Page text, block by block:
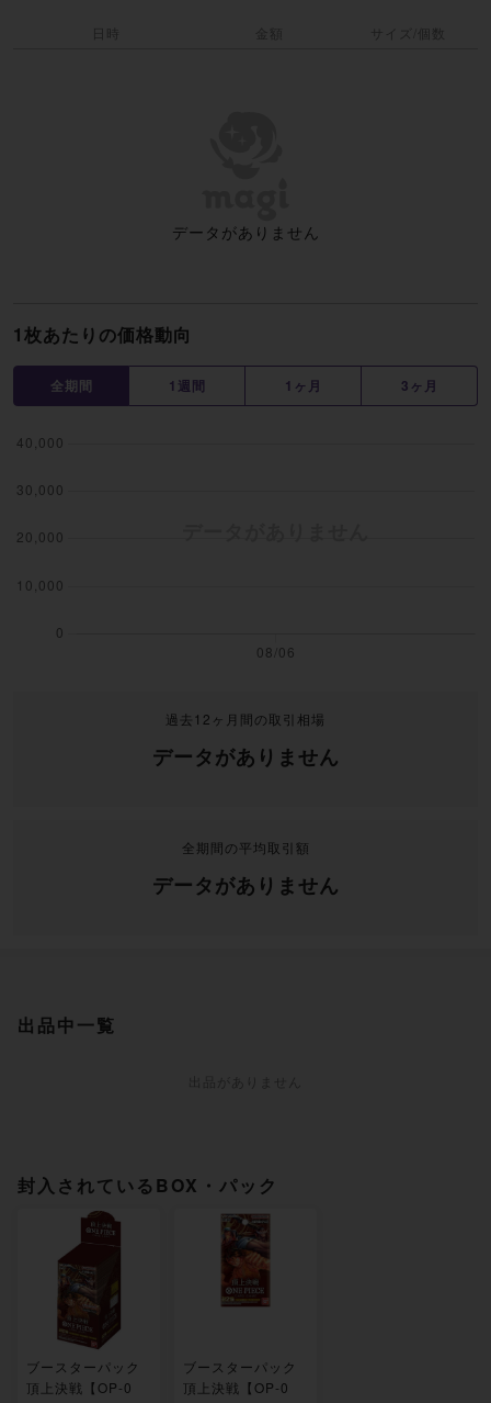
1枚あたりの価格動向
全期間 1週間 1ヶ月 3ヶ月
過去12ヶ月間の取引相場
データがありません
全期間の平均取引額
データがありません
日時 金額 サイズ/個数
データがありません
出品中一覧
封入されているBOX・パック
ブースターパック
頂上決戦【OP-0
ブースターパック
頂上決戦【OP-0